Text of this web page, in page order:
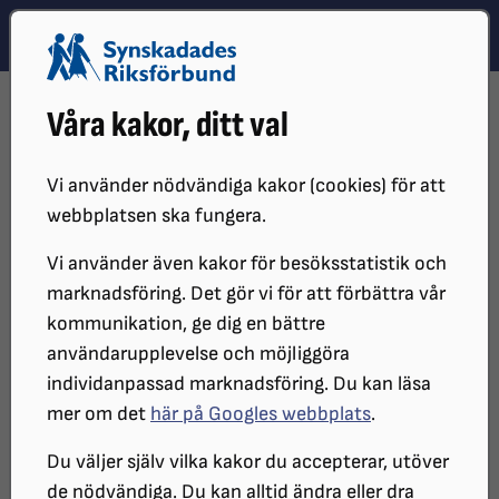
Våra kakor, ditt val
Vi använder nödvändiga kakor (cookies) för att
webbplatsen ska fungera.
Vi använder även kakor för besöksstatistik och
marknadsföring. Det gör vi för att förbättra vår
kommunikation, ge dig en bättre
användarupplevelse och möjliggöra
individanpassad marknadsföring. Du kan läsa
mer om det här på Googles webbplats.
Du väljer själv vilka kakor du accepterar, utöver
de nödvändiga. Du kan alltid ändra eller dra
Hoppa till innehåll
Hoppa till hitta snabbt
Att tänka på som seende
Du som ser kan på flera enkla sätt
inkludera personer med
synnedsättning. Om personen ser
tveksam eller vilsen ut, fråga gärna om
du kan hjälpa till. Det är dock viktigt att